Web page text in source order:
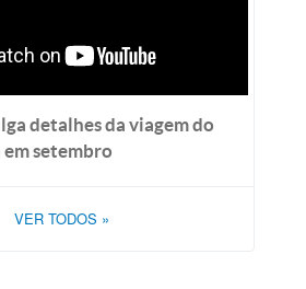
detalhes da viagem do
em setembro
VER TODOS »